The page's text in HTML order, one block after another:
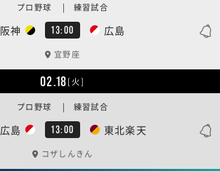
阪神 13:00 広島
プロ野球 | 練習試合
宜野座
02.18[火]
広島 13:00 東北楽天
プロ野球 | 練習試合
コザしんきん